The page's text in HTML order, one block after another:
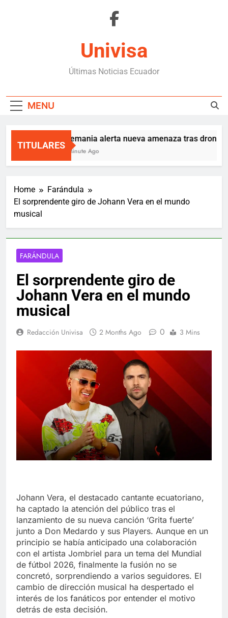
Univisa
Últimas Noticias Ecuador
MENU
TITULARES
Alemania alerta nueva amenaza tras dron
1 Minute Ago
Home
Farándula
El sorprendente giro de Johann Vera en el mundo
musical
FARÁNDULA
El sorprendente giro de
Johann Vera en el mundo
musical
Redacción Univisa 2 Months Ago 0 3 Mins
Johann Vera, el destacado cantante ecuatoriano,
ha captado la atención del público tras el
lanzamiento de su nueva canción ‘Grita fuerte’
junto a Don Medardo y sus Players. Aunque en un
principio se había anticipado una colaboración
con el artista Jombriel para un tema del Mundial
de fútbol 2026, finalmente la fusión no se
concretó, sorprendiendo a varios seguidores. El
cambio de dirección musical ha despertado el
interés de los fanáticos por entender el motivo
detrás de esta decisión.